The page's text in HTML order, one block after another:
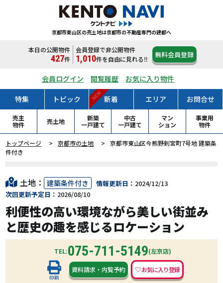
京都市東山区の売土地は京都市の不動産専門の建都へ
本日の公開物件
427件
会員登録で非公開物件
1,010件を自由に見れる‼ 無料会員登録
会員ログイン 閲覧履歴 お気に入り物件
特集 トピック 新着
NEW エリア お問合せ
売主
物件
売土地
新築
一戸建て
中古
一戸建て
マン
ション
事業用
物件
トップページ 京都市の土地
京都市東山区今熊野剣宮町7号地 建築条
件付き
土地： 建築条件付き 情報更新日： 2024/12/13
次回更新予定日： 2026/08/10
利便性の高い環境ながら美しい街並み
と歴史の趣を感じるロケーション
TEL:075-711-5149(左京店)
印刷
資料請求 ・ 内覧予約